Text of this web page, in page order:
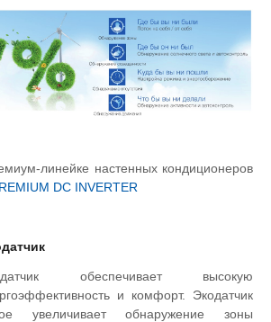
линейке настенных кондиционеров
DC INVERTER
обеспечивает высокую
и комфорт. Экодатчик
увеличивает обнаружение зоны